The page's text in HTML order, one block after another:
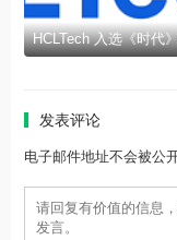
HCLTech 入选《时代
发表评论
电子邮件地址不会被公